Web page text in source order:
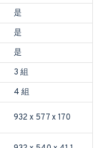
是
是
是
3 組
4 組
932 x 577 x 170